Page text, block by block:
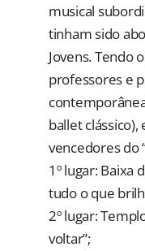
musical
tinham sido
Jovens. Tendo
professores e
ballet
vencedores do
1º lugar: Baixa
tudo o que
2º lugar:
voltar”;